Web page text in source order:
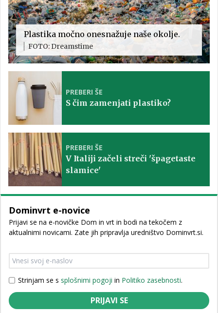
Plastika močno onesnažuje naše okolje.
FOTO: Dreamstime
PREBERI ŠE
S čim zamenjati plastiko?
PREBERI ŠE
V Italiji začeli streči 'špagetaste
slamice'
Dominvrt e-novice
Prijavi se na e-novičke Dom in vrt in bodi na tekočem z
aktualnimi novicami. Zate jih pripravlja uredništvo Dominvrt.si.
Strinjam se s splošnimi pogoji in Politiko zasebnosti.
PRIJAVI SE